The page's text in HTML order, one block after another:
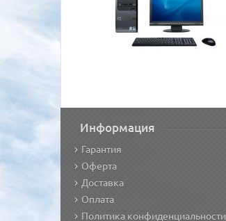
Информация
Гарантия
Оферта
Доставка
Оплата
Политика конфиденциальности